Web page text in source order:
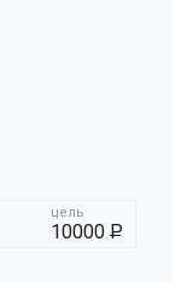
цель
10000 P